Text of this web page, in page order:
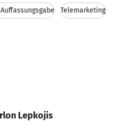
Telemarketing
Lepkojis